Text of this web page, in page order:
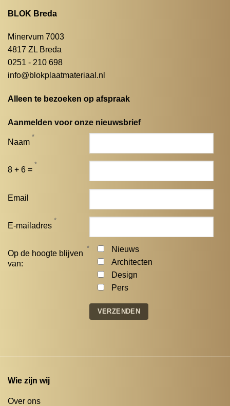
BLOK Breda
Minervum 7003
4817 ZL Breda
0251 - 210 698
info@blokplaatmateriaal.nl
Alleen te bezoeken op afspraak
Aanmelden voor onze nieuwsbrief
Naam
*
8 + 6 =
*
Email
E-mailadres
*
Op de hoogte blijven
van:
*
Nieuws
Architecten
Design
Pers
Wie zijn wij
Over ons